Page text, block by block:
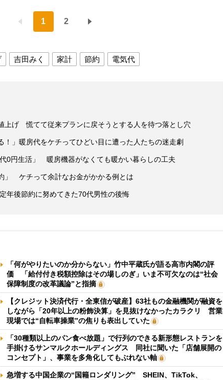
1 2
吉田みく 家計 節約 電気代
上げ 慌てて従来プランに戻そうとする人を待つ落とし穴
！」暖房代をケチってひどい目に遭った人たちの迷走劇
0円生活」 暖房機器がなくても暖かい暮らしの工夫
」 ケチって余計なお金がかかる例とは
後節約に努めてきた70代男性の後悔
「何がやりたいのか分からない」竹中平蔵氏が語る高市内閣の評
価 「給付付き税額控除はその場しのぎ」いま不可欠なのは“社会
保障制度の改革議論”と指摘
【クレジット決済代行・全東信が破産】63社もの金融機関が融資を
しながら「20年以上の粉飾決算」を見抜けなかったカラクリ 営業
現場では“自転車操業”の焦りも表出していた
「30種類以上のパン食べ放題」で行列のできる新形態レストランを
手掛けるサンマルクホールディングス 同社に聞いた「店舗展開の
コンセプト」、事業を多角化してもぶれない軸
急増する中国企業の“国籍ロンダリング” SHEIN、TikTok、